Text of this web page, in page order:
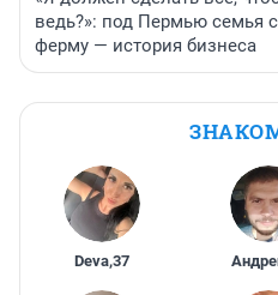
ведь?»: под Пермью семья
ферму — история бизнеса
Deva,37